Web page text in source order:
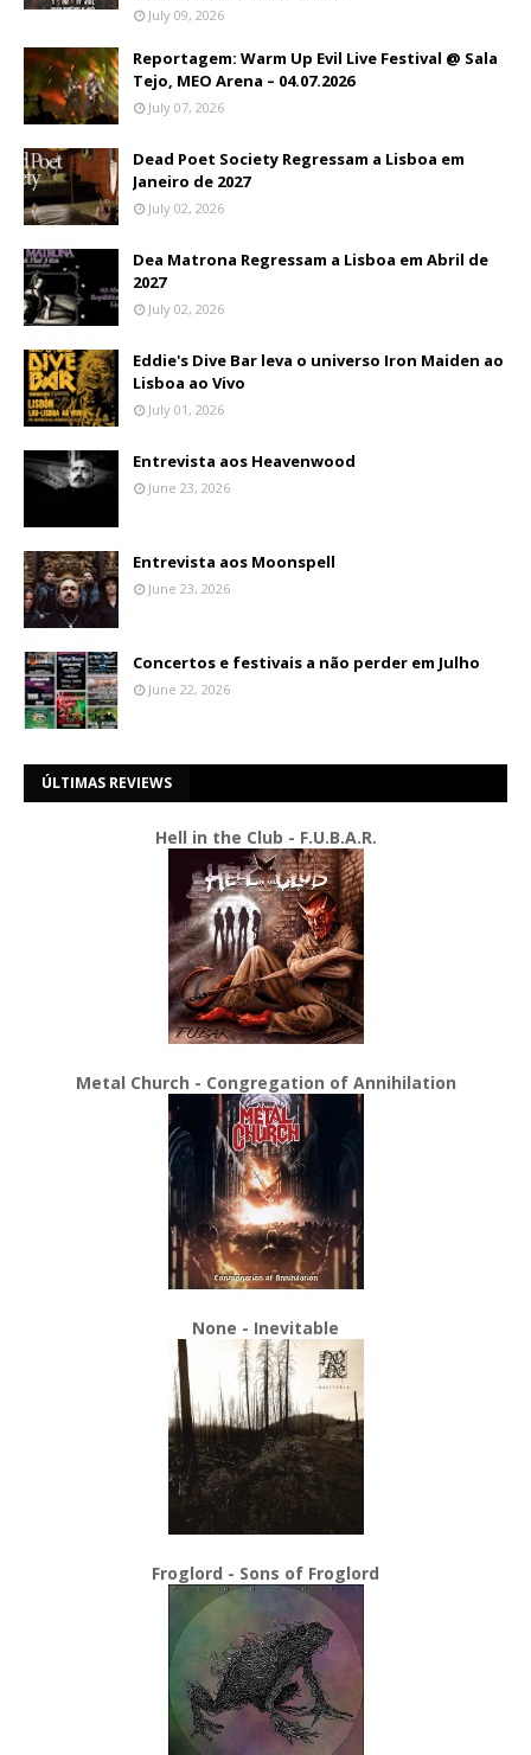
July 09, 2026
Reportagem: Warm Up Evil Live Festival @ Sala
Tejo, MEO Arena – 04.07.2026
July 07, 2026
Dead Poet Society Regressam a Lisboa em
Janeiro de 2027
July 02, 2026
Dea Matrona Regressam a Lisboa em Abril de
2027
July 02, 2026
Eddie's Dive Bar leva o universo Iron Maiden ao
Lisboa ao Vivo
July 01, 2026
Entrevista aos Heavenwood
June 23, 2026
Entrevista aos Moonspell
June 23, 2026
Concertos e festivais a não perder em Julho
June 22, 2026
ÚLTIMAS REVIEWS
Hell in the Club - F.U.B.A.R.
Metal Church - Congregation of Annihilation
None - Inevitable
Froglord - Sons of Froglord